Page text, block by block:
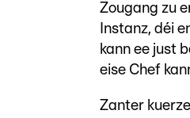
Zougang zu
Instanz, déi
kann ee just
eise Chef
Zanter